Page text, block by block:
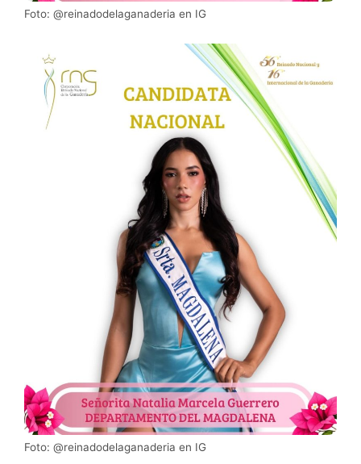
Foto: @reinadodelaganaderia en IG
Foto: @reinadodelaganaderia en IG